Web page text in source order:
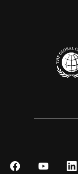
SíguenosSíguenos